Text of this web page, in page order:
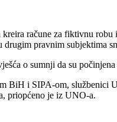
račune za fiktivnu
pravnim subjektima
o sumnji da su
BiH i SIPA-om,
priopćeno je iz UNO-a.